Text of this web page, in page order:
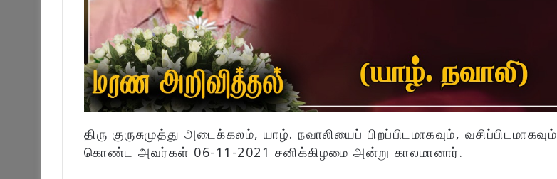
திரு குருசுமுத்து அடைக்கலம், யாழ். நவாலியைப் பிறப்பிடமாகவும், வசிப்பிடமாகவும்
கொண்ட அவர்கள் 06-11-2021 சனிக்கிழமை அன்று காலமானார்.